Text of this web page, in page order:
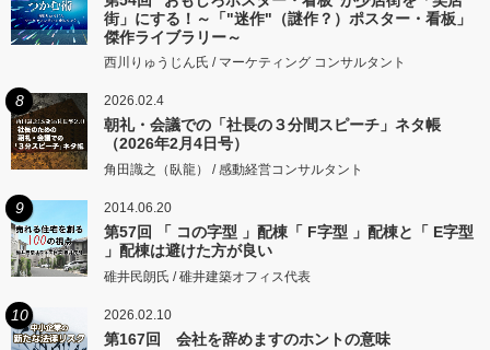
街」にする！～「"迷作"（謎作？）ポスター・看板」
傑作ライブラリー～
西川りゅうじん氏 / マーケティング コンサルタント
8 2026.02.4
朝礼・会議での「社長の３分間スピーチ」ネタ帳
（2026年2月4日号）
角田識之（臥龍） / 感動経営コンサルタント
9 2014.06.20
第57回 「 コの字型 」配棟「 F字型 」配棟と「 E字型
」配棟は避けた方が良い
碓井民朗氏 / 碓井建築オフィス代表
10 2026.02.10
第167回 会社を辞めますのホントの意味